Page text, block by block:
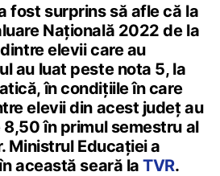
fost surprins să afle că la
Națională 2022 de la
elevii care au
au luat peste nota 5, la
în condițiile în care
elevii din acest județ au
în primul semestru al
Ministrul Educației a
această seară laTVR.